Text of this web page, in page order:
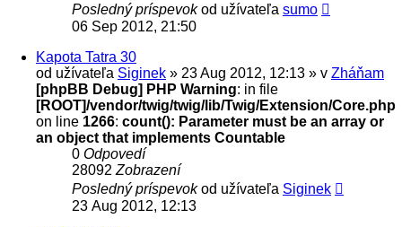
Posledný príspevokod užívateľa sumo
06 Sep 2012, 21:50
Kapota Tatra 30
od užívateľa Siginek » 23 Aug 2012, 12:13 » v Zháňam
[phpBB Debug] PHP Warning: in file
[ROOT]/vendor/twig/twig/lib/Twig/Extension/Core.php
on line 1266: count(): Parameter must be an array or
an object that implements Countable
0 Odpovedí
28092 Zobrazení
Posledný príspevokod užívateľa Siginek
23 Aug 2012, 12:13